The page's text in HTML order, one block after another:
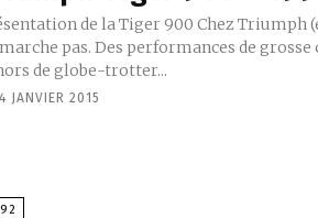
de la Tiger 900 Chez Triumph (en 1994)Sur le papier, ça
pas. Des performances de grosse
de globe-trotter...
JANVIER 2015